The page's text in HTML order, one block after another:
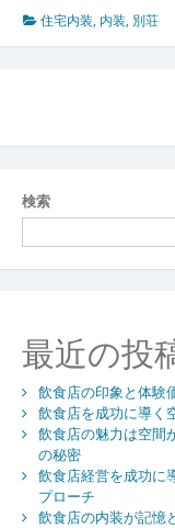
住宅内装, 内装, 別荘
稿
ビ
ゲ
ー
ョ
ン
検索
最近の投
飲食店の印象と体験
飲食店を成功に導く
飲食店の魅力は空間
の秘密
飲食店経営を成功に
プローチ
飲食店の内装が記憶